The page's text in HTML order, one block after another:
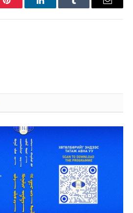
Pinterest LinkedInTumblr Имэйл